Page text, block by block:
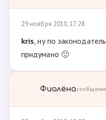
29 ноября 2010, 17:28
kris, ну по
придумано 🙂
Фиалёна